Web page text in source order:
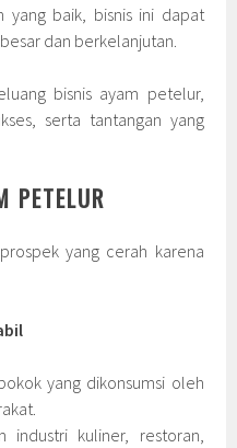
yang baik, bisnis ini dapat
dan berkelanjutan.
bisnis ayam petelur,
serta tantangan yang
PETELUR
yang cerah karena
yang dikonsumsi oleh
industri kuliner, restoran,